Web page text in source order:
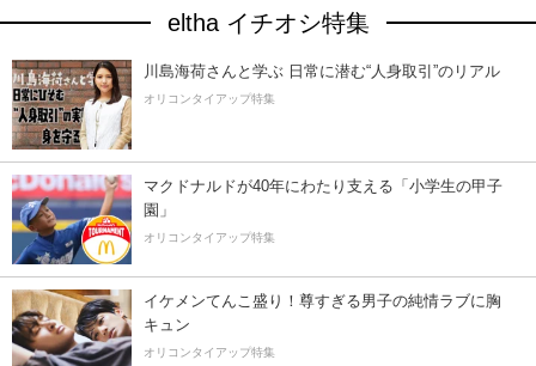
eltha イチオシ特集
川島海荷さんと学ぶ 日常に潜む“人身取引”のリアル
オリコンタイアップ特集
マクドナルドが40年にわたり支える「小学生の甲子
園」
オリコンタイアップ特集
イケメンてんこ盛り！尊すぎる男子の純情ラブに胸
キュン
オリコンタイアップ特集